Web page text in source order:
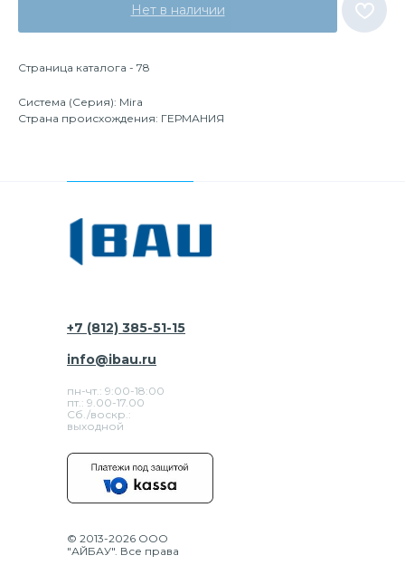
Нет в наличии
Страница каталога - 78
Система (Серия): Mira
Страна происхождения: ГЕРМАНИЯ
+7 (812) 385-51-15
пн-чт.: 9:00-18:00
пт.: 9.00-17.00
Сб./воскр.:
выходной
info@ibau.ru
© 2013-2026 ООО
"АЙБАУ". Все права